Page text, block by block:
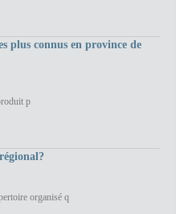
plus connus en province de
p
organisé q